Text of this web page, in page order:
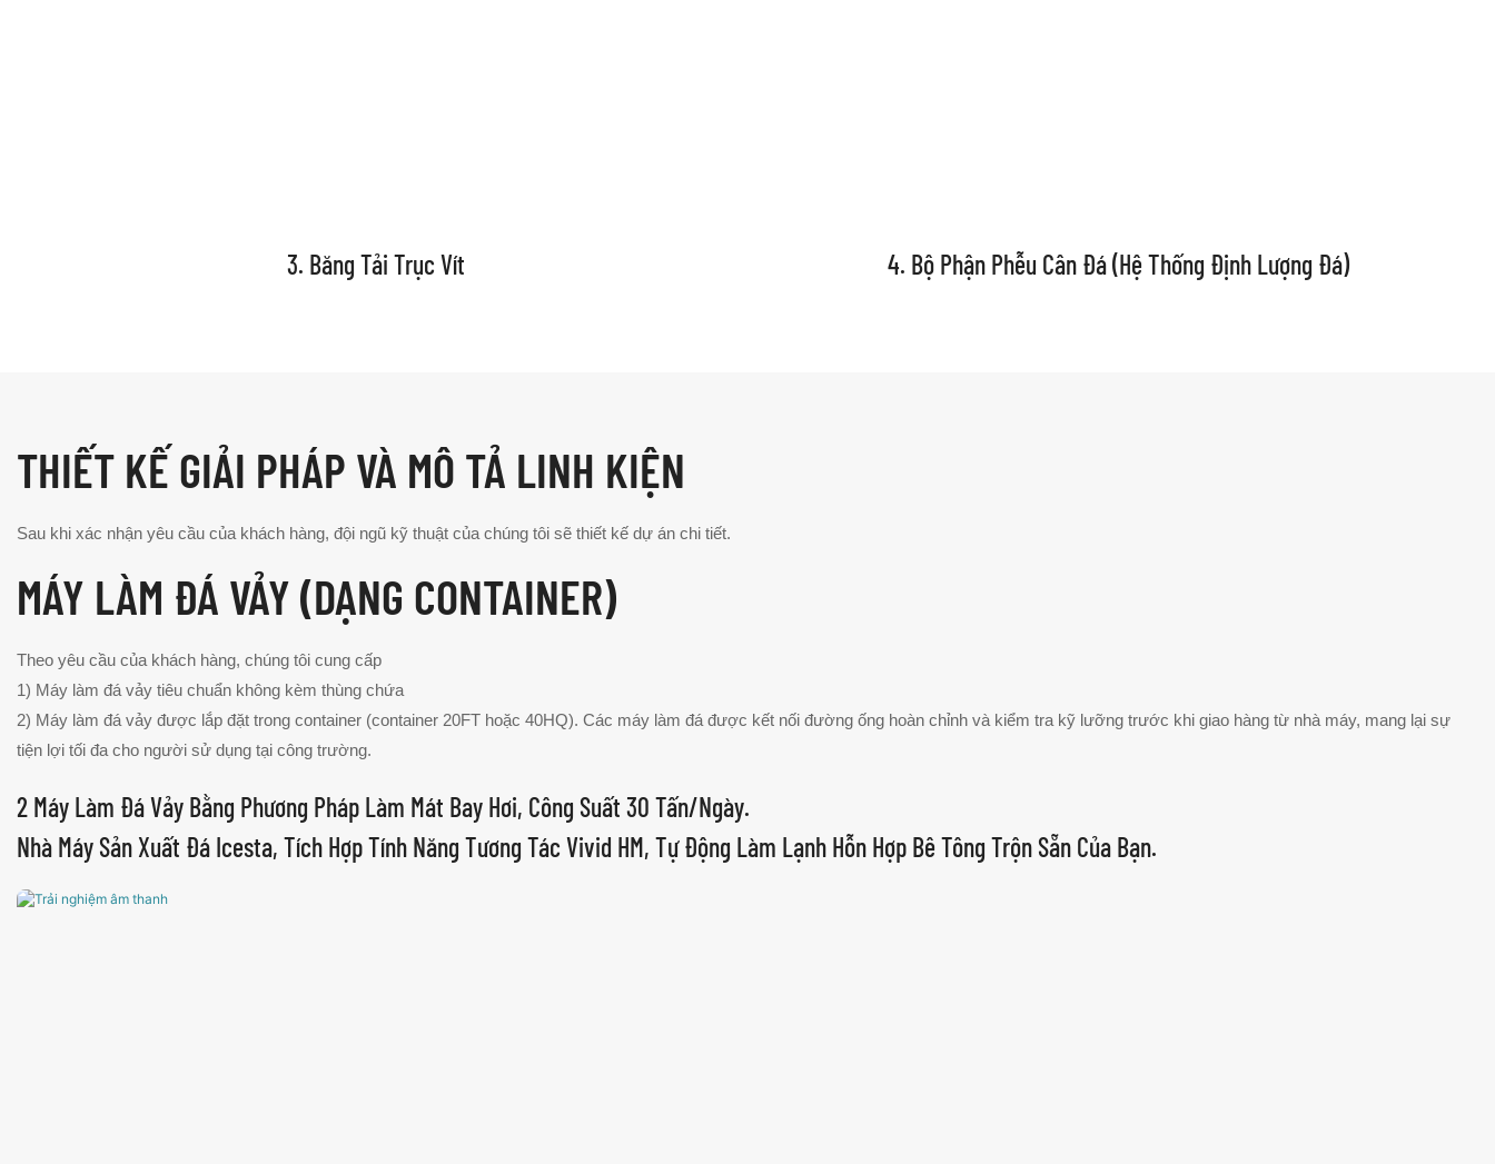
3. Băng Tải Trục Vít 4. Bộ Phận Phễu Cân Đá (Hệ Thống Định Lượng Đá)
THIẾT KẾ GIẢI PHÁP VÀ MÔ TẢ LINH KIỆN
Sau khi xác nhận yêu cầu của khách hàng, đội ngũ kỹ thuật của chúng tôi sẽ thiết kế dự án chi tiết.
MÁY LÀM ĐÁ VẢY (DẠNG CONTAINER)
Theo yêu cầu của khách hàng, chúng tôi cung cấp
1) Máy làm đá vảy tiêu chuẩn không kèm thùng chứa
2) Máy làm đá vảy được lắp đặt trong container (container 20FT hoặc 40HQ). Các máy làm đá được kết nối đường ống hoàn chỉnh và kiểm tra kỹ lưỡng trước khi giao hàng từ nhà máy, mang lại sự
tiện lợi tối đa cho người sử dụng tại công trường.
2 Máy Làm Đá Vảy Bằng Phương Pháp Làm Mát Bay Hơi, Công Suất 30 Tấn/ngày.
Nhà Máy Sản Xuất Đá Icesta, Tích Hợp Tính Năng Tương Tác Vivid HM, Tự Động Làm Lạnh Hỗn Hợp Bê Tông Trộn Sẵn Của Bạn.